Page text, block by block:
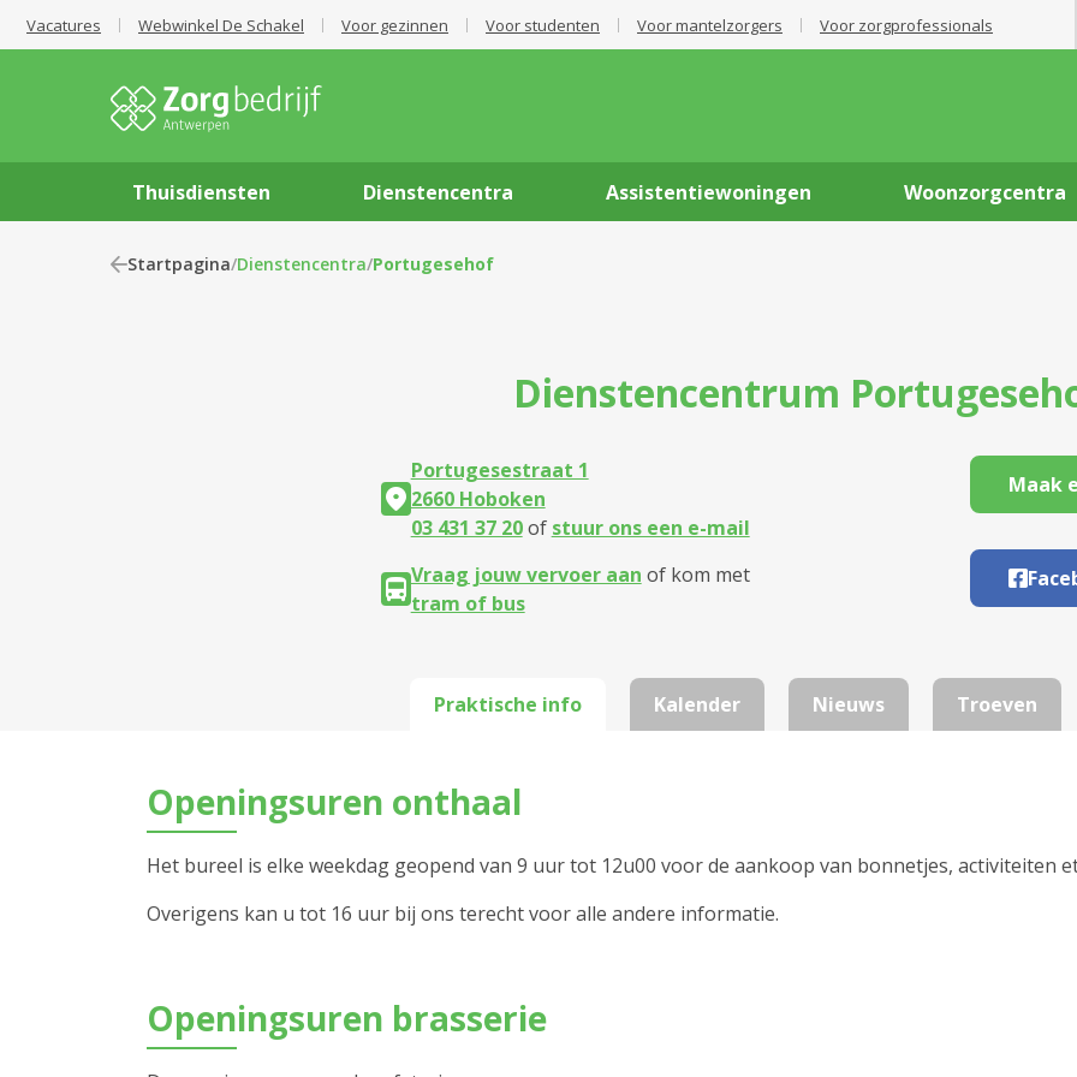
Vacatures Webwinkel De Schakel Voor gezinnen Voor studenten Voor mantelzorgers Voor zorgprofessionals
Thuisdiensten Dienstencentra Assistentiewoningen Woonzorgcentra
Startpagina/Dienstencentra/Portugesehof
Dienstencentrum
Portugesestraat 1
2660 Hoboken
03 431 37 20of stuur ons een e-mail
Vraag jouw vervoer aan of kom met
tram of bus
Maak
Praktische info
Openingsuren onthaal
Het bureel is elke weekdag geopend van 9 uur tot 12u00 voor de aankoop van bonnetjes, activiteiten
Overigens kan u tot 16 uur bij ons terecht voor alle andere informatie.
Openingsuren brasserie
Kalender Nieuws Troeven